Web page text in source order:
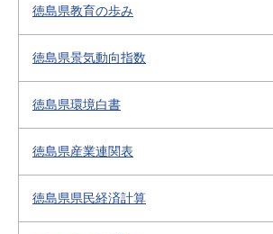
徳島県教育の歩み
徳島県景気動向指数
徳島県環境白書
徳島県産業連関表
徳島県県民経済計算